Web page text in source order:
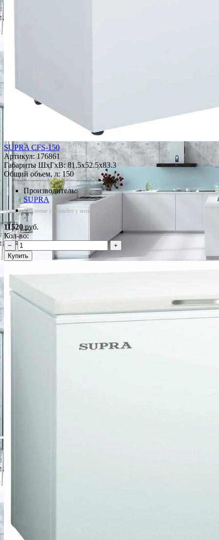
SUPRA CFS-150
Артикул:176861
Габариты ШxГxВ: 81.5x52.5x83.3
Общий объем, л: 150
Производитель:
SUPRA
*Наличие уточняйте у менеджера
11520руб.
Кол-во:
−
+
Купить